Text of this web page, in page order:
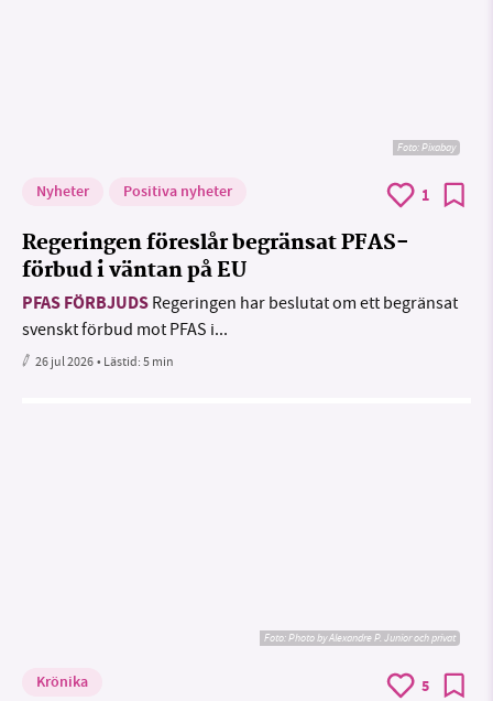
Foto:Pixabay
Nyheter Positiva nyheter 1
Regeringen föreslår begränsat PFAS-
förbud i väntan på EU
PFAS FÖRBJUDS Regeringen har beslutat om ett begränsat
svenskt förbud mot PFAS i...
26 jul 2026• Lästid:5 min
Foto:Photo by Alexandre P. Junior och privat
Krönika 5